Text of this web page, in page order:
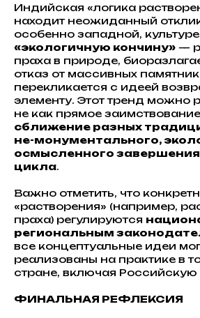
Индийская «логика
находит неожиданный
особенно западной,
«экологичную кончину» —
праха в природе,
отказ от массивных
перекликается с идеей
элементу. Этот тренд можно
не как прямое
сближение разных
не-монументального,
осмысленного
цикла.
Важно отметить, что
«растворения» (например,
праха) регулируются
региональным
все концептуальные идеи
реализованы на практике в
стране, включая
ФИНАЛЬНАЯ РЕФЛЕКСИЯ